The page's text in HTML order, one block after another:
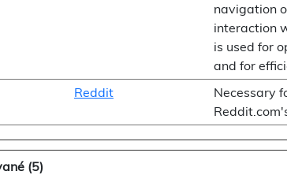
navigation
interaction
is used for
and for
Reddit
Necessary
(5)